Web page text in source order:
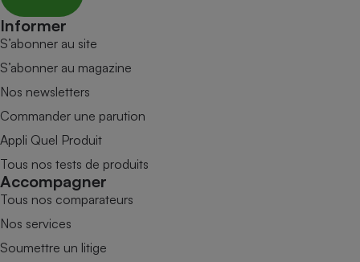
Informer
S’abonner au site
S’abonner au magazine
Nos newsletters
Commander une parution
Appli Quel Produit
Tous nos tests de produits
Accompagner
Tous nos comparateurs
Nos services
Soumettre un litige